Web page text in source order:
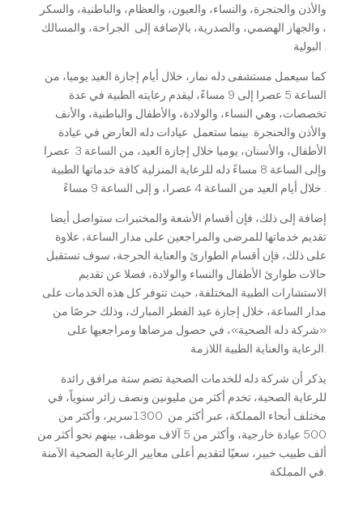
والأذن والحنجرة، والنساء، والعيون، والعظام، والباطنية، والسكر
، والجهاز الهضمي، والصدرية، بالإضافة إلى الجراحة، والمسالك
الساعة 5 عصرا إلى 9 مساءً، ليقدم رعايته الطبية في عدة
تخصصات، وهي النساء، والولادة، والأطفال والباطنية، والأنف
والأذن والحنجرة. بينما ستعمل عيادات دله العارض في عيادة
الأطفال، والأسنان، يوميا خلال إجازة العيد، من الساعة 3 عصرا
وإلى الساعة 8 مساءً دله للرعاية المنزلية كافة خدماتها الطبية
إضافة إلى ذلك، فإن أقسام الأشعة والمختبرات ستواصل أيضا
تقديم خدماتها للمرضى والمراجعين على مدار الساعة، علاوة
على ذلك، فإن أقسام الطوارئ والعناية الحرجة، سوف تستقبل
حالات طوارئ الأطفال والنساء والولادة، فضلا عن تقديم
الاستشارات الطبية المختلفة، حيث تتوفر كل هذه الخدمات على
مدار الساعة، خلال إجازة عيد الفطر المبارك، وذلك حرصًا من
«شركة دله الصحية»، في حصول مرضاها ومراجعيها على
للرعاية الصحية، تخدم أكثر من مليونين ونصف زائر سنوياً، في
مختلف أنحاء المملكة، عبر أكثر من 1300سرير، وأكثر من
500 عيادة خارجية، وأكثر من 5 آلاف موظف، بينهم نحو أكثر من
ألف طبيب خبير، سعيًا لتقديم أعلى معايير الرعاية الصحية الآمنة